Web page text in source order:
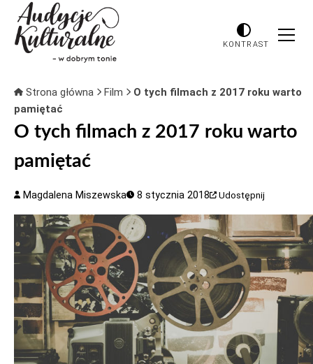
KONTRAST
Strona główna Film
O tych filmach z 2017 roku warto
pamiętać
O tych filmach z 2017 roku warto
pamiętać
Magdalena Miszewska 8 stycznia 2018 Udostępnij